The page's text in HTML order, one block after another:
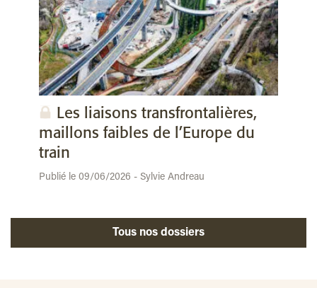
Les liaisons transfrontalières,
maillons faibles de l’Europe du
train
Publié le 09/06/2026 - Sylvie Andreau
Tous nos dossiers